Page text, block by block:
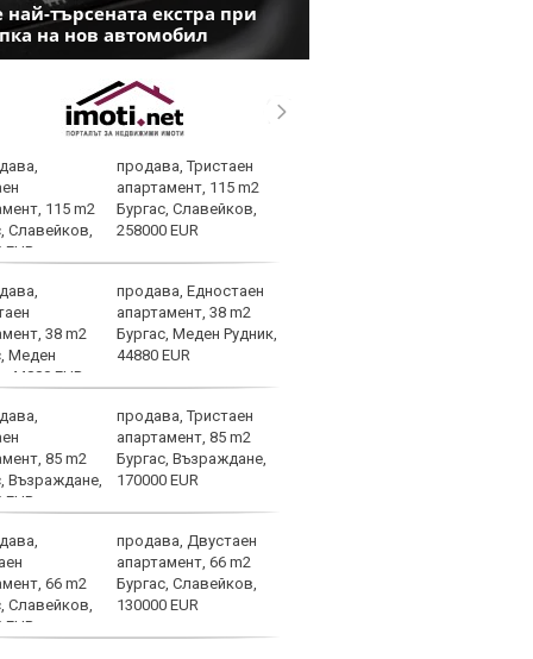
най-търсената екстра при
на нов автомобил
продава, Тристаен
апартамент, 115 m2
Бургас, Славейков,
258000 EUR
продава, Едностаен
апартамент, 38 m2
Бургас, Меден Рудник,
44880 EUR
продава, Тристаен
апартамент, 85 m2
Бургас, Възраждане,
170000 EUR
продава, Двустаен
апартамент, 66 m2
Бургас, Славейков,
130000 EUR